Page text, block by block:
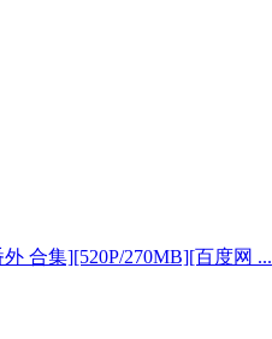
合集][520P/270MB][百度网 ...